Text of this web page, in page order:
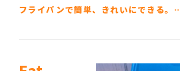
フライパンで簡単、きれいにできる。